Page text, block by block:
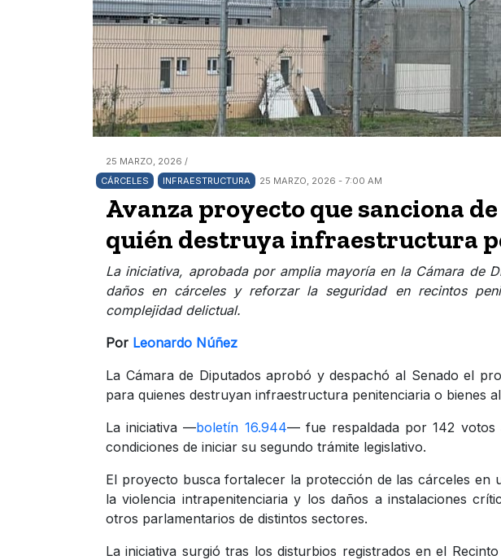
25 MARZO, 2026 /
CÁRCELES
INFRAESTRUCTURA 25 MARZO, 2026 - 7:00 AM
Avanza proyecto que sanciona
quién destruya infraestructura
La iniciativa, aprobada por amplia mayoría en la Cámara de
daños en cárceles y reforzar la seguridad en recintos
complejidad delictual.
Por Leonardo Núñez
La Cámara de Diputados aprobó y despachó al Senado el
para quienes destruyan infraestructura penitenciaria o bienes
La iniciativa —boletín 16.944— fue respaldada por 142 votos
condiciones de iniciar su segundo trámite legislativo.
El proyecto busca fortalecer la protección de las cárceles en
la violencia intrapenitenciaria y los daños a instalaciones
otros parlamentarios de distintos sectores.
La iniciativa surgió tras los disturbios registrados en el